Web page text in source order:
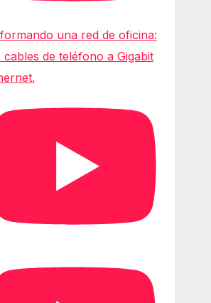
una red de oficina:
cables de teléfono a Gigabit